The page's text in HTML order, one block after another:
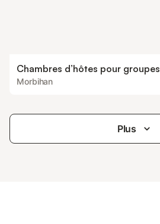
Chambres d’hôtes pour groupes
Morbihan
Plus